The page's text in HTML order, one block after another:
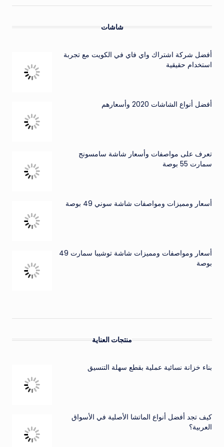
شاشات
أفضل شركة اشتراك واي فاي في الكويت مع تجربة
استخدام حقيقية
أفضل أنواع الشاشات 2020 وأسعارهم
تعرف على مواصفات وأسعار شاشة سامسونج
سمارت 55 بوصة
أسعار ومميزات ومواصفات شاشة سوني 49 بوصة
أسعار ومواصفات ومميزات شاشة توشيبا سمارت 49
بوصة
منتجات العناية
بناء خزانة نسائية عملية بقطع سهلة التنسيق
كيف تجد أفضل أنواع الماتشا الأصلية في الأسواق
العربية؟